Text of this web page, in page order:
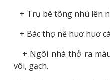
+ Trụ bê tông nhú lên
+ Bác thợ nề huơ huơ
+ Ngôi nhà thở ra
vôi, gạch.